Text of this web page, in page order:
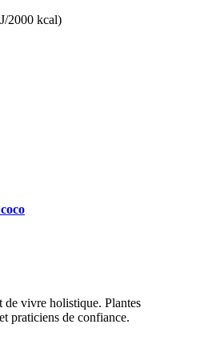
2000 kcal)
vivre holistique. Plantes
praticiens de confiance.